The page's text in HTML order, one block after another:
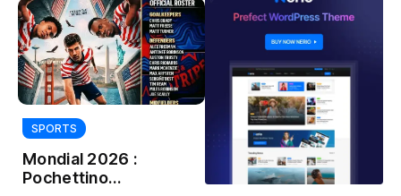
SPORTS
Mondial 2026 :
Pochettino